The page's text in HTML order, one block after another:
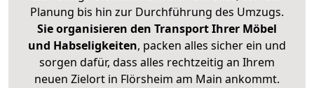
Planung bis hin zur Durchführung des Umzugs.
Sie organisieren den Transport Ihrer Möbel
und Habseligkeiten, packen alles sicher ein und
sorgen dafür, dass alles rechtzeitig an Ihrem
neuen Zielort in Flörsheim am Main ankommt.